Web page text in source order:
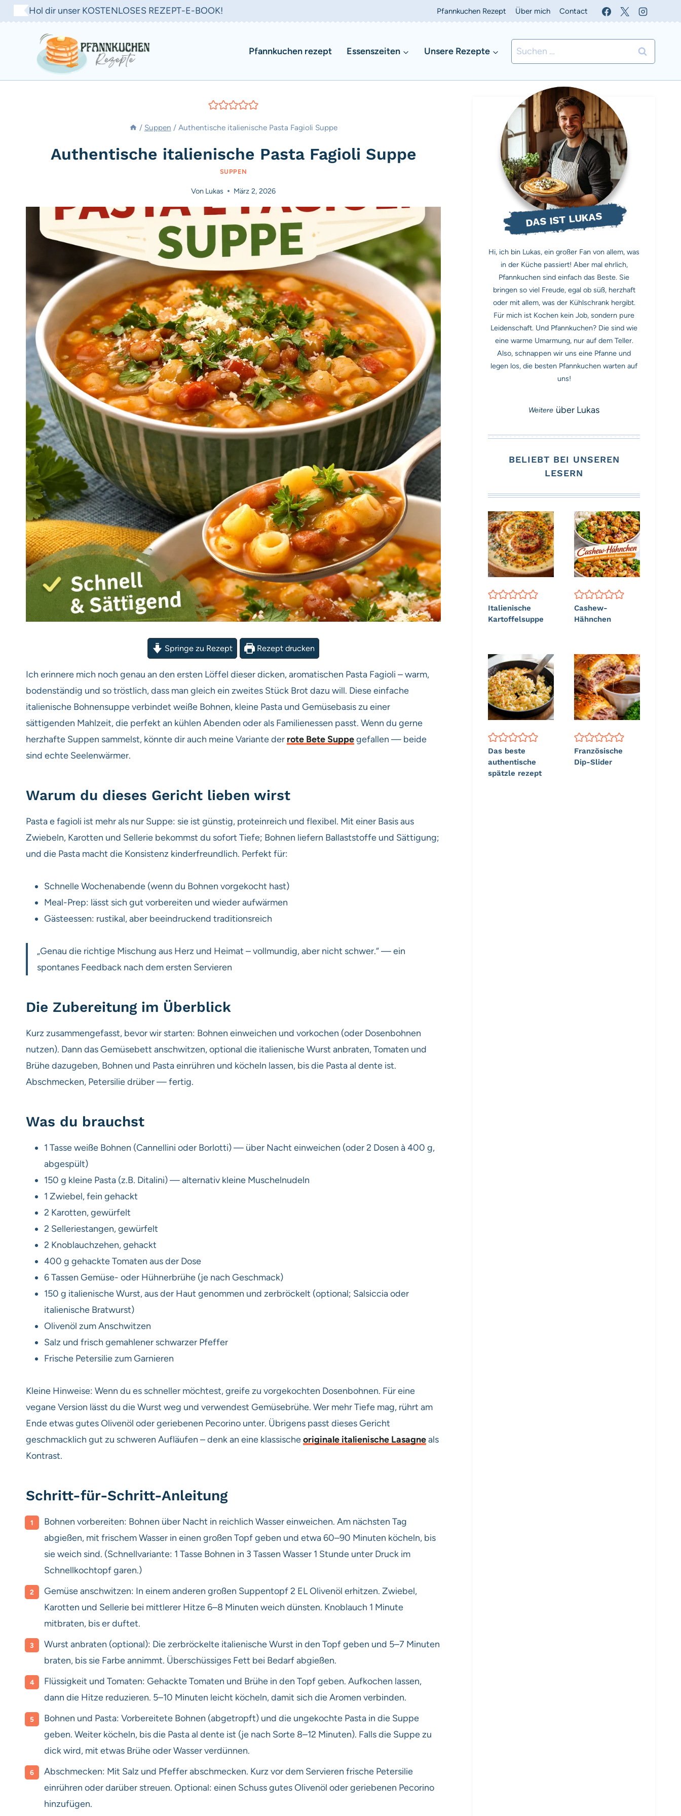
Zum
Inhalt
Hol dir unser KOSTENLOSES REZEPT-E-BOOK! Pfannkuchen Rezept Über mich Contact
Pfannkuchen rezept Essenszeiten Unsere Rezepte
Suchen
nach:
/ Suppen / Authentische italienische Pasta Fagioli Suppe
Authentische italienische Pasta Fagioli Suppe
SUPPEN
Von Lukas März 2, 2026
Springe zu Rezept Rezept drucken
Ich erinnere mich noch genau an den ersten Löffel dieser dicken, aromatischen Pasta Fagioli – warm,
bodenständig und so tröstlich, dass man gleich ein zweites Stück Brot dazu will. Diese einfache
italienische Bohnensuppe verbindet weiße Bohnen, kleine Pasta und Gemüsebasis zu einer
sättigenden Mahlzeit, die perfekt an kühlen Abenden oder als Familienessen passt. Wenn du gerne
herzhafte Suppen sammelst, könnte dir auch meine Variante der rote Bete Suppegefallen — beide
sind echte Seelenwärmer.
Warum du dieses Gericht lieben wirst
Pasta e fagioli ist mehr als nur Suppe: sie ist günstig, proteinreich und flexibel. Mit einer Basis aus
Zwiebeln, Karotten und Sellerie bekommst du sofort Tiefe; Bohnen liefern Ballaststoffe und Sättigung;
und die Pasta macht die Konsistenz kinderfreundlich. Perfekt für:
Schnelle Wochenabende (wenn du Bohnen vorgekocht hast)
Meal-Prep: lässt sich gut vorbereiten und wieder aufwärmen
Gästeessen: rustikal, aber beeindruckend traditionsreich
„Genau die richtige Mischung aus Herz und Heimat – vollmundig, aber nicht schwer.“ — ein
spontanes Feedback nach dem ersten Servieren
Die Zubereitung im Überblick
Kurz zusammengefasst, bevor wir starten: Bohnen einweichen und vorkochen (oder Dosenbohnen
nutzen). Dann das Gemüsebett anschwitzen, optional die italienische Wurst anbraten, Tomaten und
Brühe dazugeben, Bohnen und Pasta einrühren und köcheln lassen, bis die Pasta al dente ist.
Abschmecken, Petersilie drüber — fertig.
Was du brauchst
1 Tasse weiße Bohnen (Cannellini oder Borlotti) — über Nacht einweichen (oder 2 Dosen à 400 g,
abgespült)
150 g kleine Pasta (z.B. Ditalini) — alternativ kleine Muschelnudeln
1 Zwiebel, fein gehackt
2 Karotten, gewürfelt
2 Selleriestangen, gewürfelt
2 Knoblauchzehen, gehackt
400 g gehackte Tomaten aus der Dose
6 Tassen Gemüse- oder Hühnerbrühe (je nach Geschmack)
150 g italienische Wurst, aus der Haut genommen und zerbröckelt (optional; Salsiccia oder
italienische Bratwurst)
Olivenöl zum Anschwitzen
Salz und frisch gemahlener schwarzer Pfeffer
Frische Petersilie zum Garnieren
Kleine Hinweise: Wenn du es schneller möchtest, greife zu vorgekochten Dosenbohnen. Für eine
vegane Version lässt du die Wurst weg und verwendest Gemüsebrühe. Wer mehr Tiefe mag, rührt am
Ende etwas gutes Olivenöl oder geriebenen Pecorino unter. Übrigens passt dieses Gericht
geschmacklich gut zu schweren Aufläufen – denk an eine klassischeoriginale italienische Lasagneals
Kontrast.
Schritt-für-Schritt-Anleitung
Bohnen vorbereiten: Bohnen über Nacht in reichlich Wasser einweichen. Am nächsten Tag
abgießen, mit frischem Wasser in einen großen Topf geben und etwa 60–90 Minuten köcheln, bis
sie weich sind. (Schnellvariante: 1 Tasse Bohnen in 3 Tassen Wasser 1 Stunde unter Druck im
Schnellkochtopf garen.)
Gemüse anschwitzen: In einem anderen großen Suppentopf 2 EL Olivenöl erhitzen. Zwiebel,
Karotten und Sellerie bei mittlerer Hitze 6–8 Minuten weich dünsten. Knoblauch 1 Minute
mitbraten, bis er duftet.
Wurst anbraten (optional): Die zerbröckelte italienische Wurst in den Topf geben und 5–7 Minuten
braten, bis sie Farbe annimmt. Überschüssiges Fett bei Bedarf abgießen.
Flüssigkeit und Tomaten: Gehackte Tomaten und Brühe in den Topf geben. Aufkochen lassen,
dann die Hitze reduzieren. 5–10 Minuten leicht köcheln, damit sich die Aromen verbinden.
Bohnen und Pasta: Vorbereitete Bohnen (abgetropft) und die ungekochte Pasta in die Suppe
geben. Weiter köcheln, bis die Pasta al dente ist (je nach Sorte 8–12 Minuten). Falls die Suppe zu
dick wird, mit etwas Brühe oder Wasser verdünnen.
Abschmecken: Mit Salz und Pfeffer abschmecken. Kurz vor dem Servieren frische Petersilie
einrühren oder darüber streuen. Optional: einen Schuss gutes Olivenöl oder geriebenen Pecorino
hinzufügen.
DAS IST LUKAS
Hi, ich bin Lukas, ein großer Fan von allem, was
in der Küche passiert! Aber mal ehrlich,
Pfannkuchen sind einfach das Beste. Sie
bringen so viel Freude, egal ob süß, herzhaft
oder mit allem, was der Kühlschrank hergibt.
Für mich ist Kochen kein Job, sondern pure
Leidenschaft. Und Pfannkuchen? Die sind wie
eine warme Umarmung, nur auf dem Teller.
Also, schnappen wir uns eine Pfanne und
legen los, die besten Pfannkuchen warten auf
uns!
über Lukas
BELIEBT BEI UNSEREN
LESERN
Italienische
Kartoffelsuppe
Cashew-
Hähnchen
Das beste
authentische
spätzle rezept
Französische
Dip-Slider